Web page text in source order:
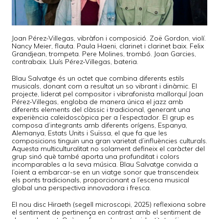
Joan Pérez-Villegas, vibràfon i composició. Zoë Gordon, violí.
Nancy Meier, flauta. Paula Haeni, clarinet i clarinet baix. Felix
Grandjean, trompeta. Pere Molines, trombó. Joan Garcies,
contrabaix. Lluís Pérez-Villegas, bateria.
Blau Salvatge és un octet que combina diferents estils
musicals, donant com a resultat un so vibrant i dinàmic. El
projecte, liderat pel compositor i vibrafonista mallorquí Joan
Pérez-Villegas, engloba de manera única el jazz amb
diferents elements del clàssic i tradicional, generant una
experiència caleidoscòpica per a l’espectador. El grup es
composa d’integrants amb diferents orígens, Espanya,
Alemanya, Estats Units i Suïssa, el que fa que les
composicions tinguin una gran varietat d’influències culturals.
Aquesta multiculturalitat no solament defineix el caràcter del
grup sinó què també aporta una profunditat i colors
incomparables a la seva música. Blau Salvatge convida a
l’oient a embarcar-se en un viatge sonor que transcendeix
els ponts tradicionals, proporcionant a l’escena musical
global una perspectiva innovadora i fresca.
El nou disc Hiraeth (segell microscopi, 2025) reflexiona sobre
el sentiment de pertinença en contrast amb el sentiment de